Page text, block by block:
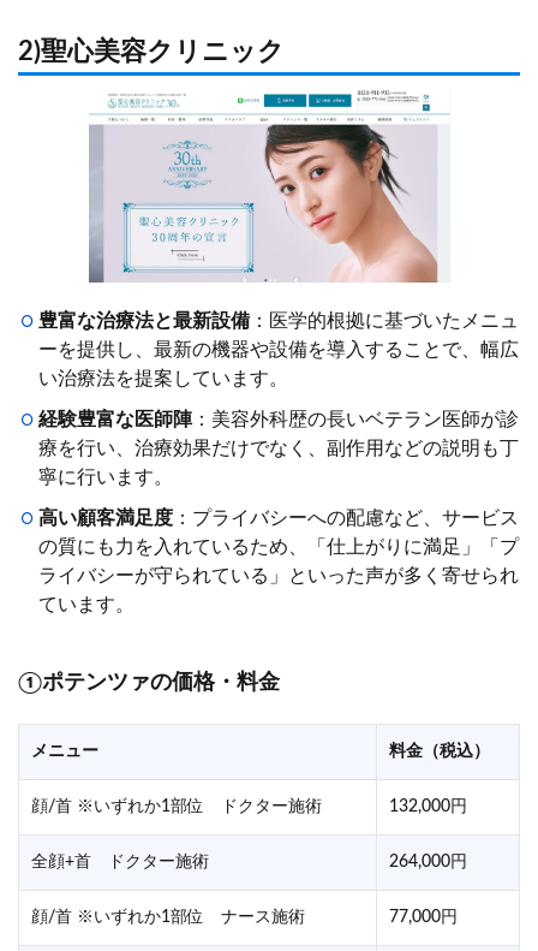
2)聖心美容クリニック
豊富な治療法と最新設備 ：医学的根拠に基づいたメニュ
ーを提供し、最新の機器や設備を導入することで、幅広
い治療法を提案しています。
経験豊富な医師陣：美容外科歴の長いベテラン医師が診
療を行い、治療効果だけでなく、副作用などの説明も丁
寧に行います。
高い顧客満足度 ：プライバシーへの配慮など、サービス
の質にも力を入れているため、「仕上がりに満足」「プ
ライバシーが守られている」といった声が多く寄せられ
ています。
①ポテンツァの価格・料金
メニュー 料金（税込）
顔/首 ※いずれか1部位 ドクター施術 132,000円
全顔+首 ドクター施術 264,000円
顔/首 ※いずれか1部位 ナース施術 77,000円